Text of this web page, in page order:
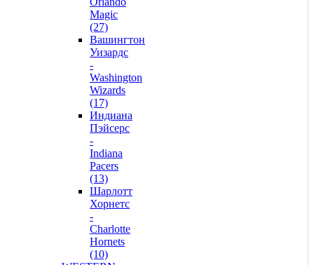
Magic
(27)
Вашингтон
Уизардс
-
Washington
Wizards
(17)
Индиана
Пэйсерс
-
Indiana
Pacers
(13)
Шарлотт
Хорнетс
-
Charlotte
Hornets
(10)